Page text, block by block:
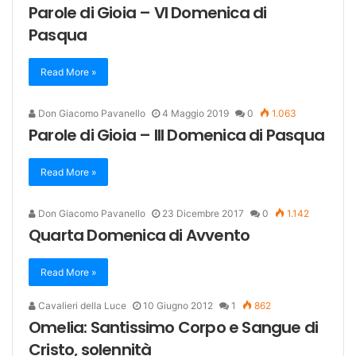
Parole di Gioia – VI Domenica di
Pasqua
Read More »
Don Giacomo Pavanello 4 Maggio 2019 0 1.063
Parole di Gioia – III Domenica di Pasqua
Read More »
Don Giacomo Pavanello 23 Dicembre 2017 0 1.142
Quarta Domenica di Avvento
Read More »
Cavalieri della Luce 10 Giugno 2012 1 862
Omelia: Santissimo Corpo e Sangue di
Cristo, solennità